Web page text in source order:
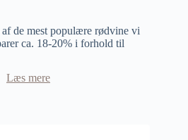
af de mest populære rødvine vi
ca. 18-20% i forhold til
Læs mere